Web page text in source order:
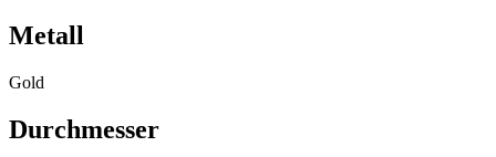
Metall
Gold
Durchmesser